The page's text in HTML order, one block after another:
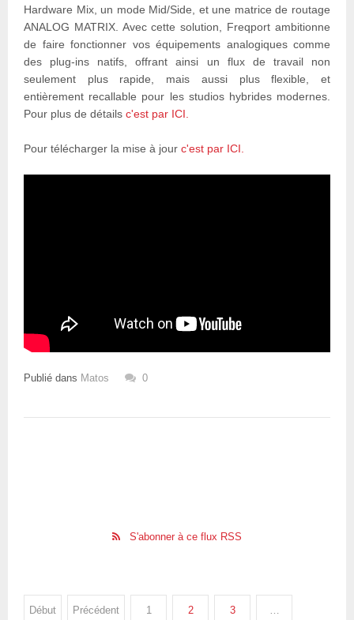
Hardware Mix, un mode Mid/Side, et une matrice de routage
ANALOG MATRIX. Avec cette solution, Freqport ambitionne
de faire fonctionner vos équipements analogiques comme
des plug-ins natifs, offrant ainsi un flux de travail non
seulement plus rapide, mais aussi plus flexible, et
entièrement recallable pour les studios hybrides modernes.
Pour plus de détails c'est par ICI.
Pour télécharger la mise à jour c'est par ICI.
Publié dans Matos 0
S'abonner à ce flux RSS
Début Précédent 1 2 3 …